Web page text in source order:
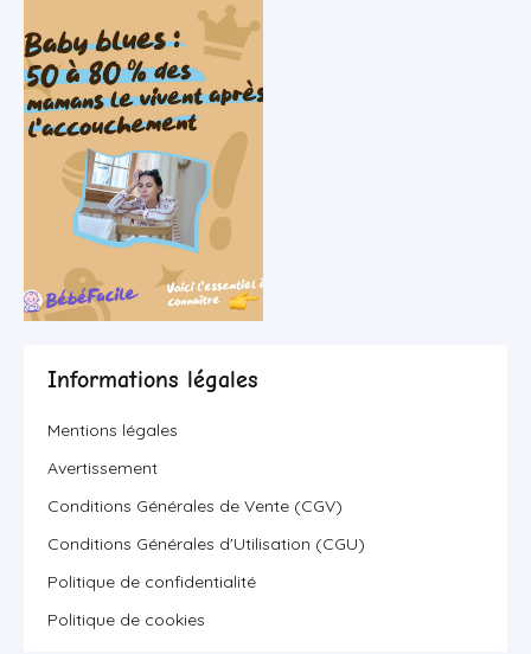
Informations légales
Mentions légales
Avertissement
Conditions Générales de Vente (CGV)
Conditions Générales d'Utilisation (CGU)
Politique de confidentialité
Politique de cookies